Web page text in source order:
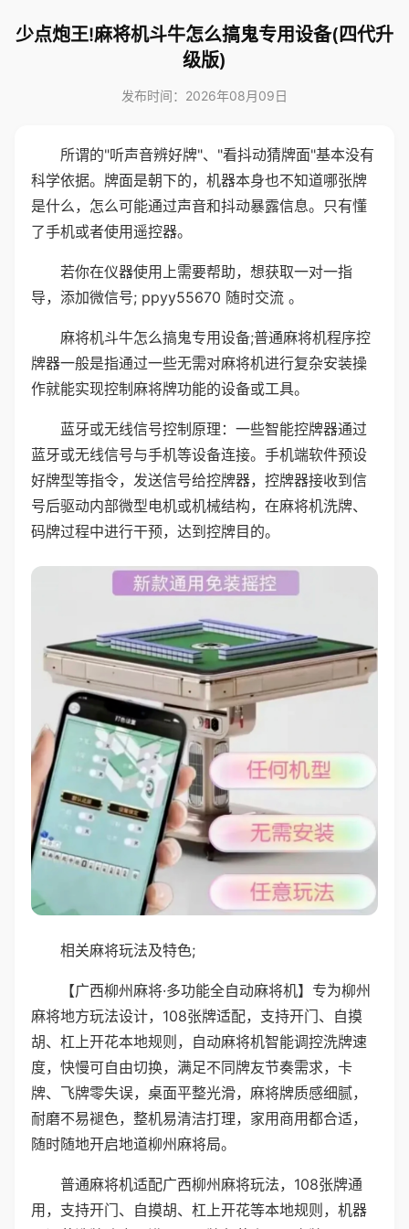
少点炮王!麻将机斗牛怎么搞鬼专用设备(四代升
级版)
发布时间：2026年08月09日
所谓的"听声音辨好牌"、"看抖动猜牌面"基本没有
科学依据。牌面是朝下的，机器本身也不知道哪张牌
是什么，怎么可能通过声音和抖动暴露信息。只有懂
了手机或者使用遥控器。
若你在仪器使用上需要帮助，想获取一对一指
导，添加微信号; ppyy55670 随时交流 。
麻将机斗牛怎么搞鬼专用设备;普通麻将机程序控
牌器一般是指通过一些无需对麻将机进行复杂安装操
作就能实现控制麻将牌功能的设备或工具。
蓝牙或无线信号控制原理：一些智能控牌器通过
蓝牙或无线信号与手机等设备连接。手机端软件预设
好牌型等指令，发送信号给控牌器，控牌器接收到信
号后驱动内部微型电机或机械结构，在麻将机洗牌、
码牌过程中进行干预，达到控牌目的。
相关麻将玩法及特色;
【广西柳州麻将·多功能全自动麻将机】专为柳州
麻将地方玩法设计，108张牌适配，支持开门、自摸
胡、杠上开花本地规则，自动麻将机智能调控洗牌速
度，快慢可自由切换，满足不同牌友节奏需求，卡
牌、飞牌零失误，桌面平整光滑，麻将牌质感细腻，
耐磨不易褪色，整机易清洁打理，家用商用都合适，
随时随地开启地道柳州麻将局。
普通麻将机适配广西柳州麻将玩法，108张牌通
用，支持开门、自摸胡、杠上开花等本地规则，机器